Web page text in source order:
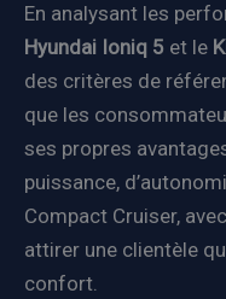
En analysant les
Hyundai Ioniq 5 et le
des critères de
que les
ses propres
puissance,
Compact Cruiser,
attirer une clientèle
confort.